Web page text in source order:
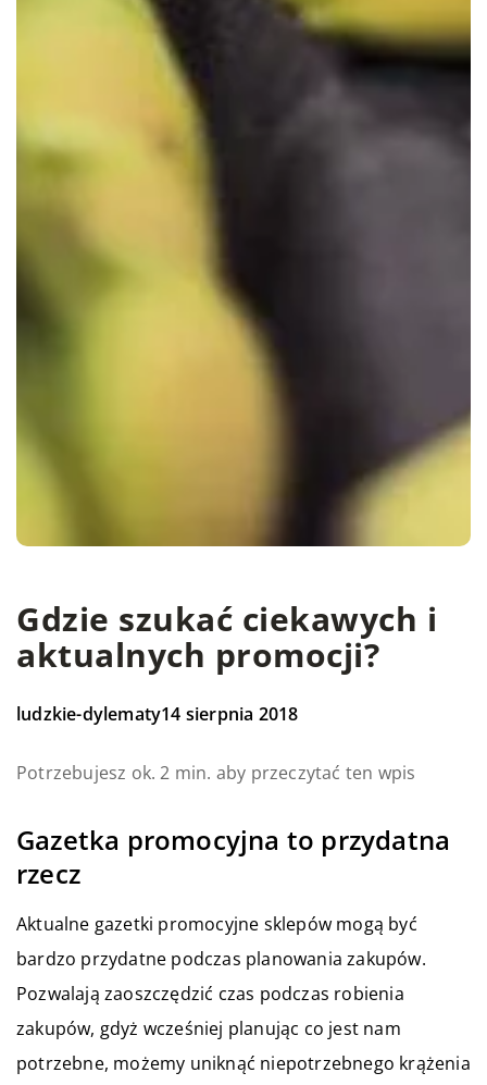
Gdzie szukać ciekawych i
aktualnych promocji?
ludzkie-dylematy14 sierpnia 2018
Potrzebujesz ok. 2 min. aby przeczytać ten wpis
Gazetka promocyjna to przydatna
rzecz
Aktualne gazetki promocyjne sklepów mogą być
bardzo przydatne podczas planowania zakupów.
Pozwalają zaoszczędzić czas podczas robienia
zakupów, gdyż wcześniej planując co jest nam
potrzebne, możemy uniknąć niepotrzebnego krążenia